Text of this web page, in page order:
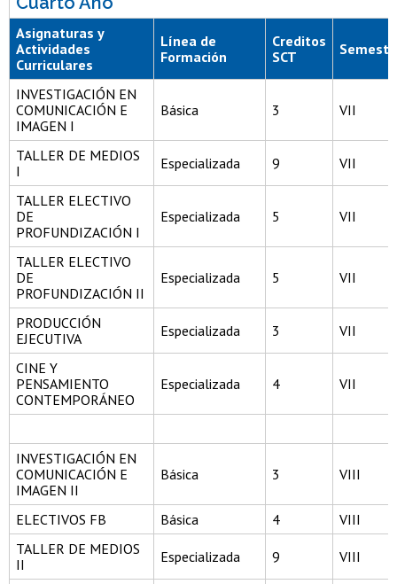
Asignaturas y
Actividades
Curriculares
Línea de
Formación
Creditos
SCT
INVESTIGACIÓN EN
COMUNICACIÓN E
IMAGEN I
Básica 3 VII
TALLER DE MEDIOS
I
Especializada 9 VII
TALLER ELECTIVO
DE
PROFUNDIZACIÓN I
Especializada 5 VII
TALLER ELECTIVO
DE
PROFUNDIZACIÓN II
Especializada 5 VII
PRODUCCIÓN
EJECUTIVA
Especializada 3 VII
CINE Y
PENSAMIENTO
CONTEMPORÁNEO
Especializada 4 VII
INVESTIGACIÓN EN
COMUNICACIÓN E
IMAGEN II
Básica 3 VIII
ELECTIVOS FB Básica 4
VIII
TALLER DE MEDIOS
II
Especializada 9 VIII